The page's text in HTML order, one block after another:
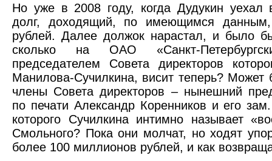
Но уже в 2008 году, когда Дудукин уехал
долг, доходящий, по имеющимся
рублей. Далее должок нарастал, и было
сколько на ОАО «Санкт-
председателем Совета директоров
Манилова-Сучилкина, висит теперь? Может
члены Совета директоров – нынешний
по печати Александр Коренников и его
которого Сучилкина интимно называет
Смольного? Пока они молчат, но ходят
более 100 миллионов рублей, и как